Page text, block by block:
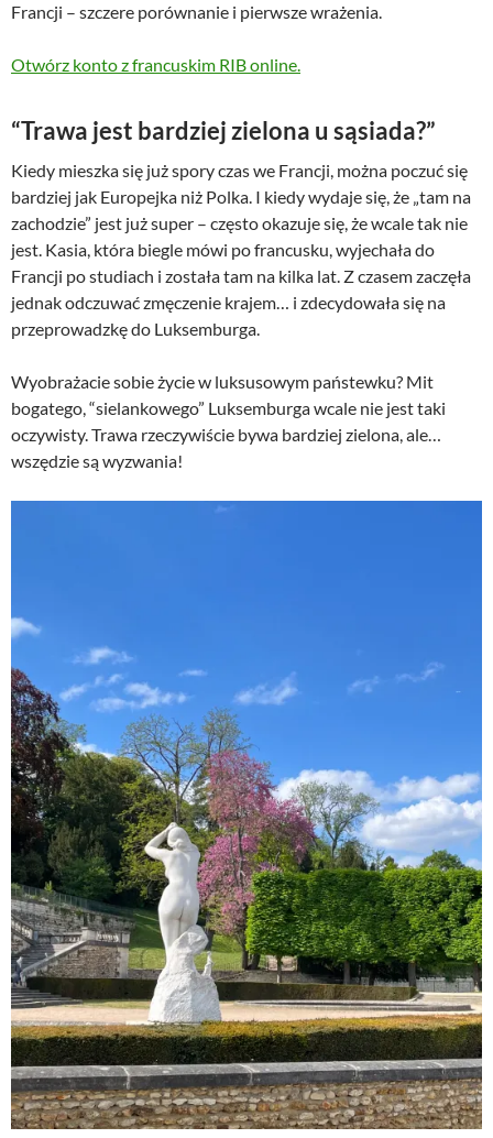
Francji – szczere porównanie i pierwsze wrażenia.
Otwórz konto z francuskim RIB online.
“Trawa jest bardziej zielona u sąsiada?”
Kiedy mieszka się już spory czas we Francji, można poczuć się
bardziej jak Europejka niż Polka. I kiedy wydaje się, że „tam na
zachodzie” jest już super – często okazuje się, że wcale tak nie
jest. Kasia, która biegle mówi po francusku, wyjechała do
Francji po studiach i została tam na kilka lat. Z czasem zaczęła
jednak odczuwać zmęczenie krajem… i zdecydowała się na
przeprowadzkę do Luksemburga.
Wyobrażacie sobie życie w luksusowym państewku? Mit
bogatego, “sielankowego” Luksemburga wcale nie jest taki
oczywisty. Trawa rzeczywiście bywa bardziej zielona, ale…
wszędzie są wyzwania!